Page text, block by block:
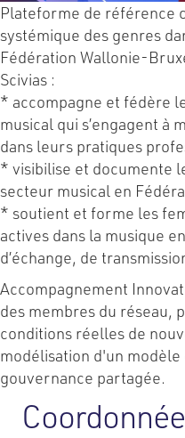
Plateforme de référence
systémique des genres
Fédération Wallonie-
Scivias :
* accompagne et fédère
musical qui s’engagent à
dans leurs pratiques
* visibilise et documente
secteur musical en
* soutient et forme les
actives dans la musique
d’échange, de
Accompagnement
des membres du réseau,
conditions réelles de
modélisation d'un
gouvernance partagée.